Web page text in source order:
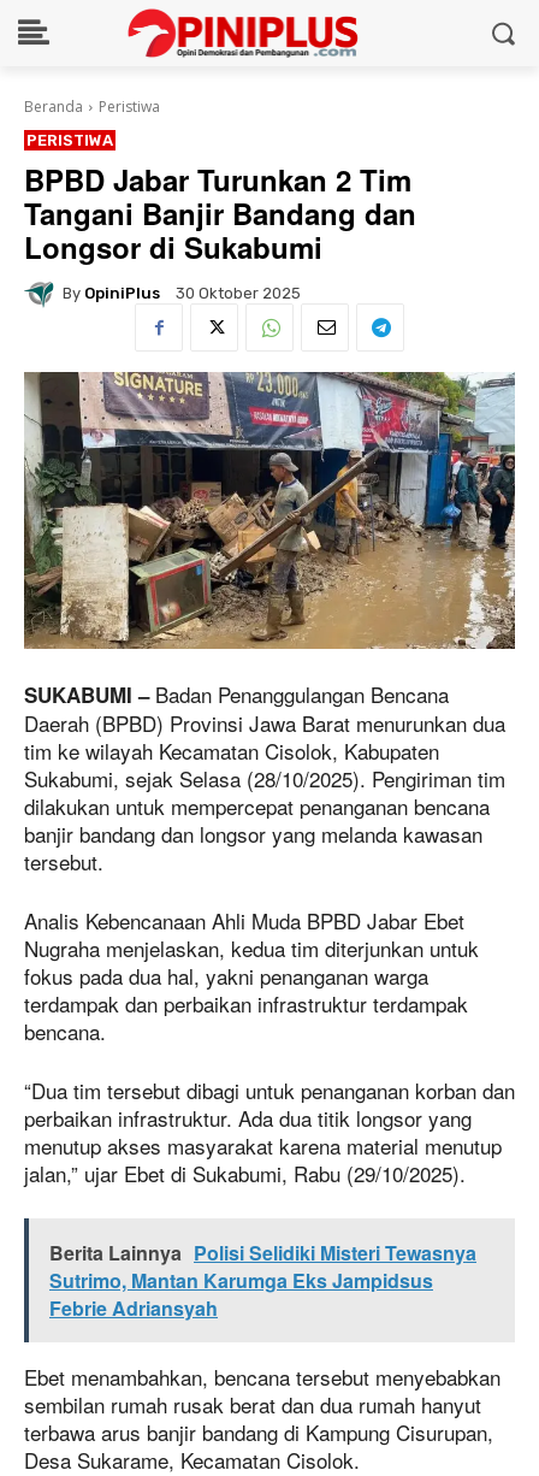
Beranda Peristiwa
PERISTIWA
BPBD Jabar Turunkan 2 Tim
Tangani Banjir Bandang dan
Longsor di Sukabumi
By OpiniPlus 30 Oktober 2025
SUKABUMI – Badan Penanggulangan Bencana
Daerah (BPBD) Provinsi Jawa Barat menurunkan dua
tim ke wilayah Kecamatan Cisolok, Kabupaten
Sukabumi, sejak Selasa (28/10/2025). Pengiriman tim
dilakukan untuk mempercepat penanganan bencana
banjir bandang dan longsor yang melanda kawasan
tersebut.
Analis Kebencanaan Ahli Muda BPBD Jabar Ebet
Nugraha menjelaskan, kedua tim diterjunkan untuk
fokus pada dua hal, yakni penanganan warga
terdampak dan perbaikan infrastruktur terdampak
bencana.
“Dua tim tersebut dibagi untuk penanganan korban dan
perbaikan infrastruktur. Ada dua titik longsor yang
menutup akses masyarakat karena material menutup
jalan,” ujar Ebet di Sukabumi, Rabu (29/10/2025).
Berita Lainnya Polisi Selidiki Misteri Tewasnya
Sutrimo, Mantan Karumga Eks Jampidsus
Febrie Adriansyah
Ebet menambahkan, bencana tersebut menyebabkan
sembilan rumah rusak berat dan dua rumah hanyut
terbawa arus banjir bandang di Kampung Cisurupan,
Desa Sukarame, Kecamatan Cisolok.